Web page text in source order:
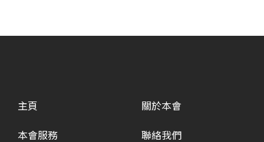
主頁
本會服務
關於本會
聯絡我們